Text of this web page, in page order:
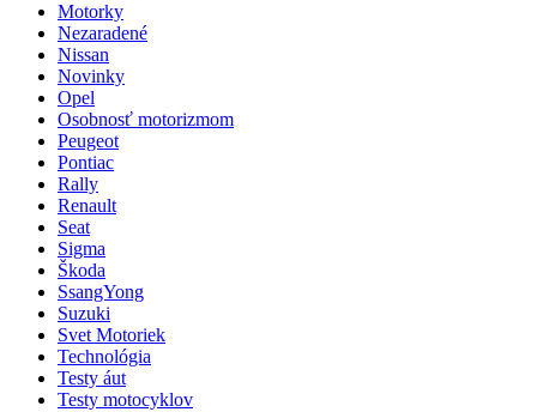
Motorky
Nezaradené
Nissan
Novinky
Opel
Osobnosť motorizmom
Peugeot
Pontiac
Rally
Renault
Seat
Sigma
Škoda
SsangYong
Suzuki
Svet Motoriek
Technológia
Testy áut
Testy motocyklov